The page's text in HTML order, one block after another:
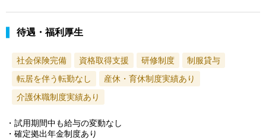
待遇・福利厚生
社会保険完備 資格取得支援 研修制度
制服貸与
転居を伴う転勤なし
産休・育休制度実績あり
介護休職制度実績あり
・試用期間中も給与の変動なし
・確定拠出年金制度あり